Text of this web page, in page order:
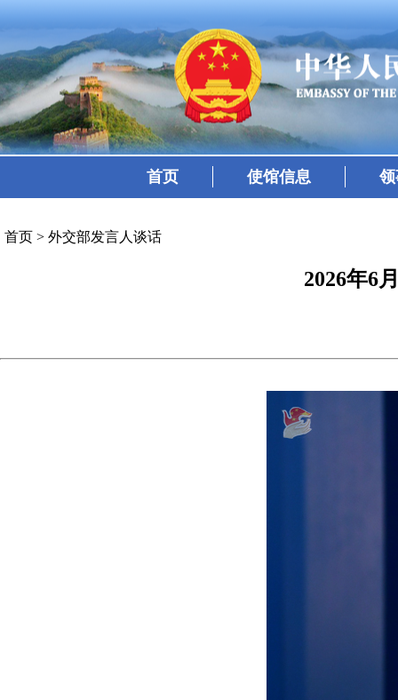
首页 使馆信息
首页 > 外交部发言人谈话
2026年6